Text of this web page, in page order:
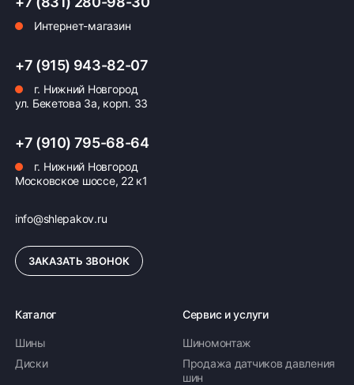
Возможна картой, наличными при получении,
также доступно оформление кредита и
формирование счёта для Юр.Лица
ПОДРОБНЕЕ ОБ ОПЛАТЕ
Интернет-магазин
+7 (915) 943-82-07
г. Нижний Новгород
ул. Бекетова 3а, корп. 33
+7 (910) 795-68-64
г. Нижний Новгород
Московское шоссе, 22 к1
info@shlepakov.ru
ЗАКАЗАТЬ ЗВОНОК
Каталог
Шины
Диски
Сервис и услуги
Шиномонтаж
Продажа датчиков давления
шин